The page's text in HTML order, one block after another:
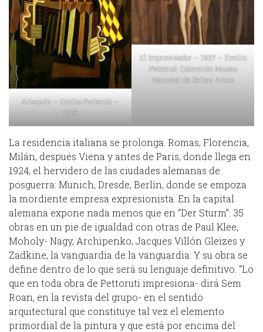
Arlequín – Emilio Pettoruti –
1925
El Improvisador – 1937 – Emilio
Pettoruti Colección Museo
Nacional de Bellas Artes
La residencia italiana se prolonga. Romas, Florencia,
Milán, después Viena y antes de Paris, donde llega en
1924, el hervidero de las ciudades alemanas de
posguerra: Munich, Dresde, Berlín, donde se empoza
la mordiente empresa expresionista. En la capital
alemana expone nada menos que en “Der Sturm”: 35
obras en un pie de igualdad con otras de Paul Klee,
Moholy- Nagy, Archipenko, Jacques Villón Gleizes y
Zadkine, la vanguardia de la vanguardia. Y su obra se
define dentro de lo que será su lenguaje definitivo. “Lo
que en toda obra de Pettoruti impresiona- dirá Sem
Roan, en la revista del grupo- en el sentido
arquitectural que constituye tal vez el elemento
primordial de la pintura y que está por encima del